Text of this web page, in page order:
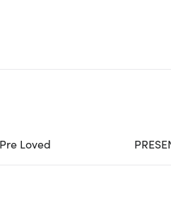
Pre Loved